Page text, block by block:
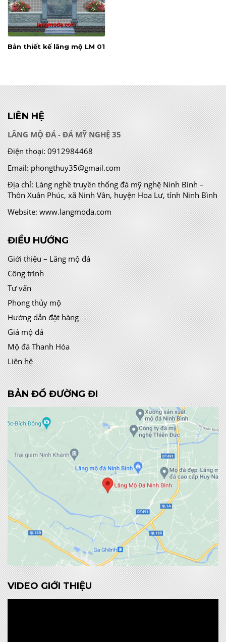
Bản thiết kế lăng mộ LM 01
LIÊN HỆ
LĂNG MỘ ĐÁ - ĐÁ MỸ NGHỆ 35
Điện thoại: 0912984468
Email: phongthuy35@gmail.com
Địa chỉ:Làng nghề truyền thống đá mỹ nghệ Ninh Bình –
Thôn Xuân Phúc, xã Ninh Vân, huyện Hoa Lư, tỉnh Ninh Bình
Website: www.langmoda.com
ĐIỀU HƯỚNG
Giới thiệu – Lăng mộ đá
Công trình
Tư vấn
Phong thủy mộ
Hướng dẫn đặt hàng
Giá mộ đá
Mộ đá Thanh Hóa
Liên hệ
BẢN ĐỒ ĐƯỜNG ĐI
VIDEO GIỚI THIỆU